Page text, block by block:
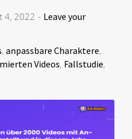
4, 2022 - Leave your
, anpassbare Charaktere,
Videos, Fallstudie,